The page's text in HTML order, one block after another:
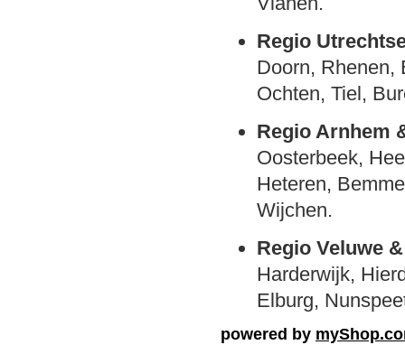
Regio
Doorn, Rhenen,
Ochten, Tiel,
Regio Arnhem
Oosterbeek,
Heteren,
Wijchen.
Regio Veluwe
Harderwijk,
Elburg,
powered by